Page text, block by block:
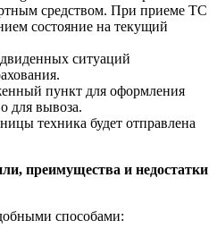
средством. При приеме ТС
состояние на текущий
ситуаций
пункт для оформления
для вывоза.
техника будет отправлена
преимущества и недостатки
способами: